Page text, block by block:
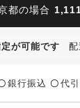
都の場合
が可能です 配
銀行振込 〇 代引